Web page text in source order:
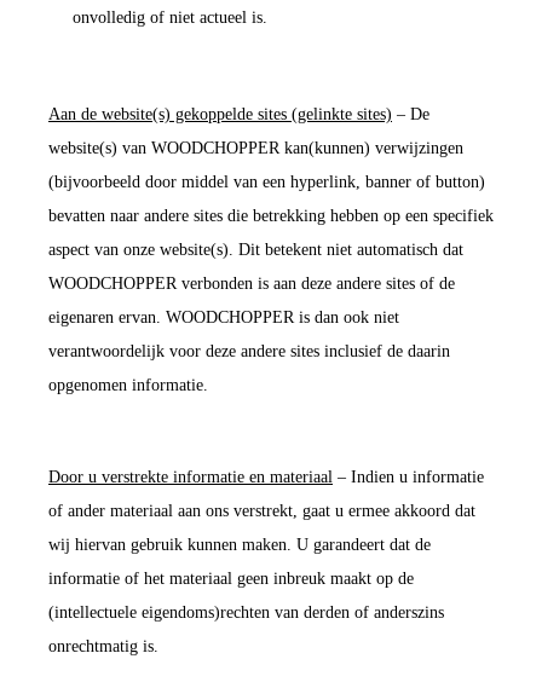
onvolledig of niet actueel is.
Aan de website(s) gekoppelde sites (gelinkte sites) – De
website(s) van WOODCHOPPER kan(kunnen) verwijzingen
(bijvoorbeeld door middel van een hyperlink, banner of button)
bevatten naar andere sites die betrekking hebben op een specifiek
aspect van onze website(s). Dit betekent niet automatisch dat
WOODCHOPPER verbonden is aan deze andere sites of de
eigenaren ervan. WOODCHOPPER is dan ook niet
verantwoordelijk voor deze andere sites inclusief de daarin
opgenomen informatie.
Door u verstrekte informatie en materiaal – Indien u informatie
of ander materiaal aan ons verstrekt, gaat u ermee akkoord dat
wij hiervan gebruik kunnen maken. U garandeert dat de
informatie of het materiaal geen inbreuk maakt op de
(intellectuele eigendoms)rechten van derden of anderszins
onrechtmatig is.